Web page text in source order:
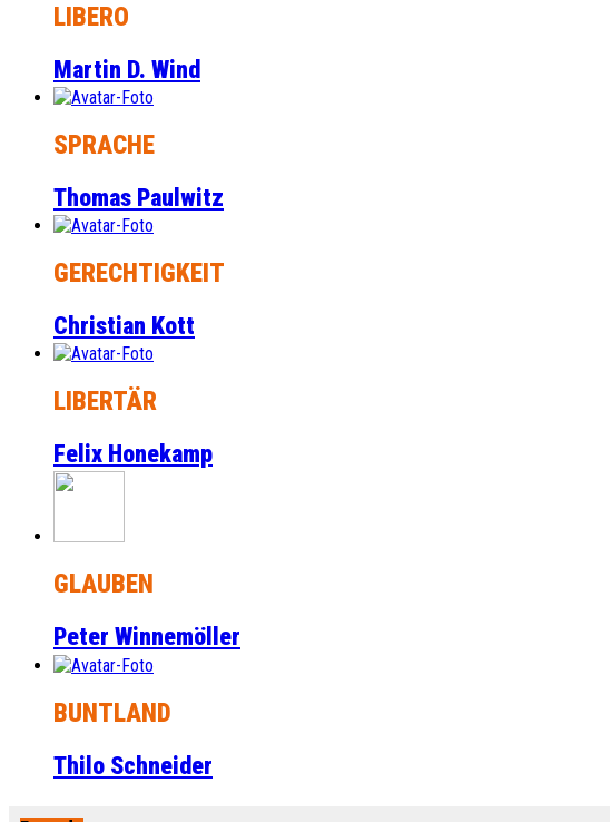
LIBERO
Martin D. Wind
SPRACHE
Thomas Paulwitz
GERECHTIGKEIT
Christian Kott
LIBERTÄR
Felix Honekamp
GLAUBEN
Peter Winnemöller
BUNTLAND
Thilo Schneider